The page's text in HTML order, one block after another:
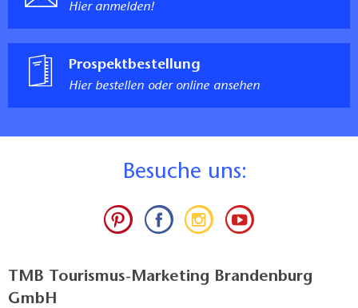
Hier anmelden!
Prospektbestellung
Hier bestellen oder online ansehen
Besuche uns:
TMB Tourismus-Marketing Brandenburg
GmbH